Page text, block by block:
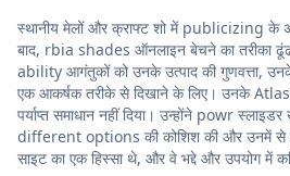
स्थानीय मेलों और क्राफ्ट शो में publicizing के
बाद, rbia shades ऑनलाइन बेचने का तरीका
ability आगंतुकों को उनके उत्पाद की गुणवत्ता, उनके
एक आकर्षक तरीके से दिखाने के लिए। उनके
पर्याप्त समाधान नहीं दिया। उन्होंने powr
different options की कोशिश की और उनमें से
साइट का एक हिस्सा थे, और वे भद्दे और उपयोग में